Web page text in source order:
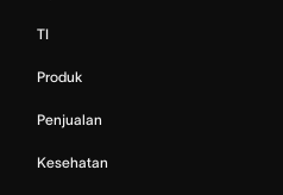
TI
Produk
Penjualan
Kesehatan